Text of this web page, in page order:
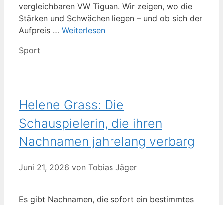
vergleichbaren VW Tiguan. Wir zeigen, wo die
Stärken und Schwächen liegen – und ob sich der
Aufpreis … Weiterlesen
Kategorien
Sport
Helene Grass: Die
Schauspielerin, die ihren
Nachnamen jahrelang verbarg
Juni 21, 2026 von Tobias Jäger
Es gibt Nachnamen, die sofort ein bestimmtes